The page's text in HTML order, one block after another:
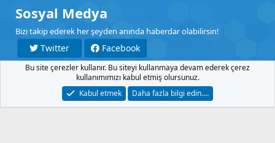
Sosyal Medya
Bizi takip ederek her şeyden anında haberdar olabilirsin!
Twitter
Facebook
YouTube
Instagram
Şartlar Gizlilik Yardım Anasayfa
R
Bu site çerezler kullanır. Bu siteyi kullanmaya devam ederek çerez
kullanımımızı kabul etmiş olursunuz.
Kabul etmek
Daha fazla bilgi edin.…